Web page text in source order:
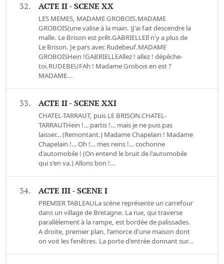
32. ACTE II - SCENE XX
LES MEMES, MADAME GROBOIS.MADAME
GROBOIS(une valise à la main. )J'ai fait descendre la
malle. Le Brison est prêt.GABRIELLEIl n'y a plus de
Le Brison. Je pars avec Rudebeuf.MADAME
GROBOISHein !GABRIELLEAllez ! allez ! dépêche-
toi.RUDEBEUFAh ! Madame Grobois en est ?
MADAME...
33. ACTE II - SCENE XXI
CHATEL-TARRAUT, puis LE BRISON.CHATEL-
TARRAUTHein !… partis !… mais je ne puis pas
laisser… (Remontant.) Madame Chapelain ! Madame
Chapelain !… Oh !… mes reins !… cochonne
d'automobile ! (On entend le bruit de l'automobile
qui s'en va.) Allons bon !...
34. ACTE III - SCENE I
PREMIER TABLEAULa scène représente un carrefour
dans un village de Bretagne. La rue, qui traverse
parallèlement à la rampe, est bordée de palissades.
A droite, premier plan, l'amorce d'une maison dont
on voit les fenêtres. La porte d'entrée donnant sur...